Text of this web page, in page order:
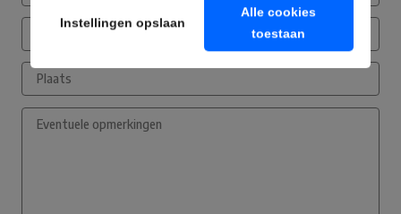
Instellingen opslaan
Alle cookies
toestaan